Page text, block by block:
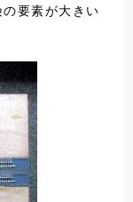
要素が大きい